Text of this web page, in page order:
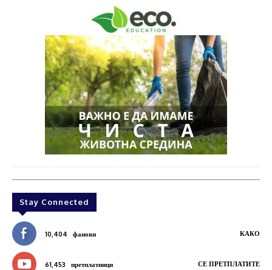
Stay Connected
10,404 фанови КАКО
61,453 претплатници СЕ ПРЕТПЛАТИТЕ